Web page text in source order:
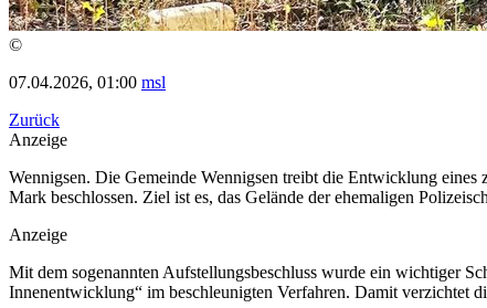
©
07.04.2026, 01:00 msl
Zurück
Anzeige
Wennigsen. Die Gemeinde Wennigsen treibt die Entwicklung
Mark beschlossen. Ziel ist es, das Gelände der ehemaligen
Anzeige
Mit dem sogenannten Aufstellungsbeschluss wurde ein wichtiger
Innenentwicklung“ im beschleunigten Verfahren. Damit verzichtet